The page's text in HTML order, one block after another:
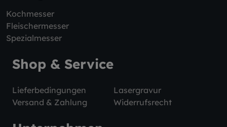
Kochmesser
Fleischermesser
Spezialmesser
Shop & Service
Lieferbedingungen
Lasergravur
Versand & Zahlung
Widerrufsrecht